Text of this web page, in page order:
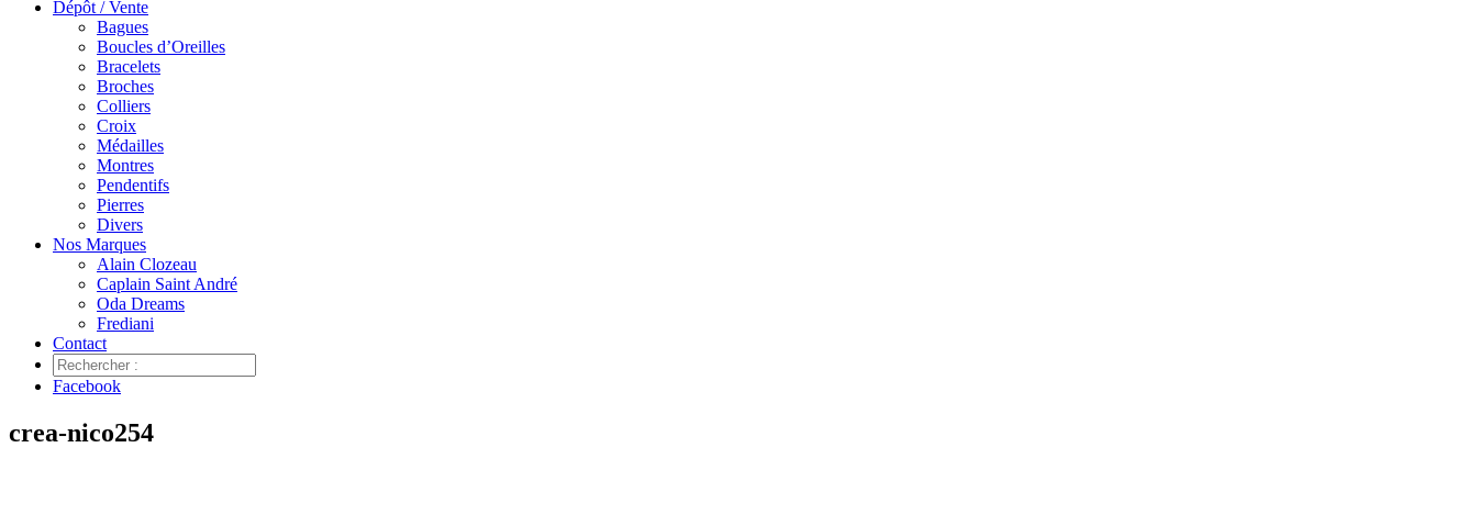
Dépôt / Vente
Bagues
Boucles d’Oreilles
Bracelets
Broches
Colliers
Croix
Médailles
Montres
Pendentifs
Pierres
Divers
Nos Marques
Alain Clozeau
Caplain Saint André
Oda Dreams
Frediani
Contact
Facebook
crea-nico254